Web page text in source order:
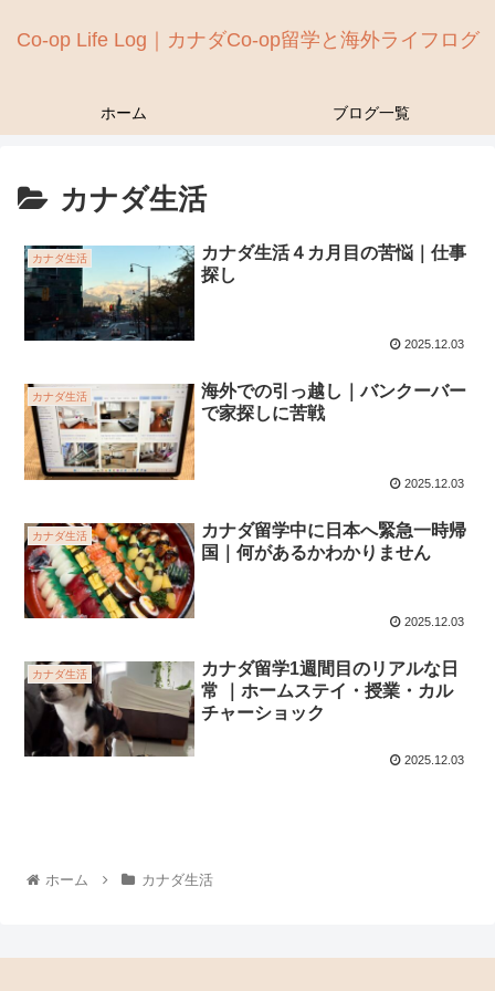
Co-op Life Log｜カナダCo-op留学と海外ライフログ
ホーム ブログ一覧
カナダ生活
カナダ生活
カナダ生活４カ月目の苦悩｜仕事
探し
2025.12.03
カナダ生活
海外での引っ越し｜バンクーバー
で家探しに苦戦
2025.12.03
カナダ生活
カナダ留学中に日本へ緊急一時帰
国｜何があるかわかりません
2025.12.03
カナダ生活
カナダ留学1週間目のリアルな日
常 ｜ホームステイ・授業・カル
チャーショック
2025.12.03
ホーム カナダ生活